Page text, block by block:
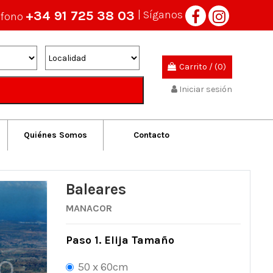
+34 91 725 38 03 | Síganos
Carrito /(0)
Iniciar sesión
Quiénes Somos Contacto
Baleares
MANACOR
Paso 1. Elija Tamaño
50 x 60cm